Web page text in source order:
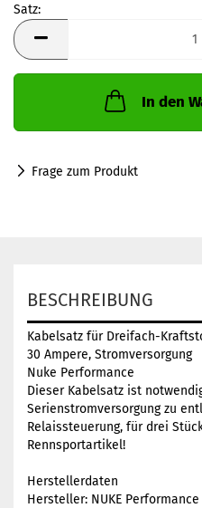
Satz:
Satz
In den
Frage zum Produkt
BESCHREIBUNG
Kabelsatz für Dreifach-
30 Ampere, Stromversorgung
Nuke Performance
Dieser Kabelsatz ist
Serienstromversorgung zu
Relaissteuerung, für drei
Rennsportartikel!
Herstellerdaten
Hersteller: NUKE Performance